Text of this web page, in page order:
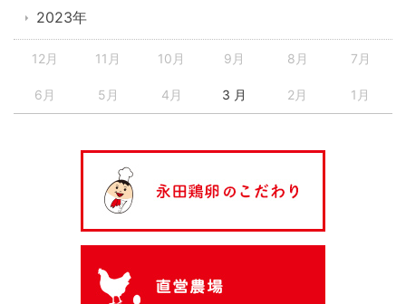
2023年
12月 11月 10月 9月 8月 7月
6月 5月 4月 3 月 2月 1月